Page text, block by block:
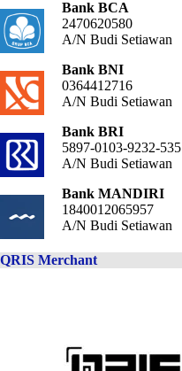
Bank BCA
2470620580
A/N Budi Setiawan
Bank BNI
0364412716
A/N Budi Setiawan
Bank BRI
5897-0103-9232-535
A/N Budi Setiawan
Bank MANDIRI
1840012065957
A/N Budi Setiawan
QRIS Merchant